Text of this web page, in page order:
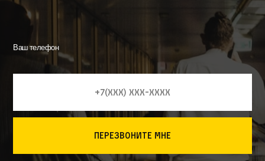
Ваш телефон
перезвоните мне